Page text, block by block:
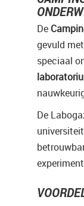
De
gevuld met
speciaal
De